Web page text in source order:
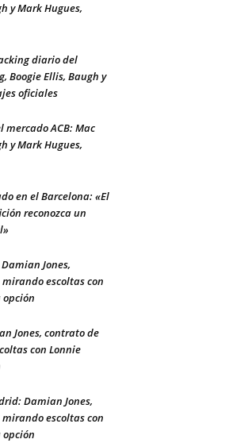
y Mark Hugues,
diario del
Boogie Ellis, Baugh y
oficiales
ACB: Mac
y Mark Hugues,
en el Barcelona: «El
reconozca un
Jones,
escoltas con
opción
Jones, contrato de
con Lonnie
Damian Jones,
escoltas con
opción